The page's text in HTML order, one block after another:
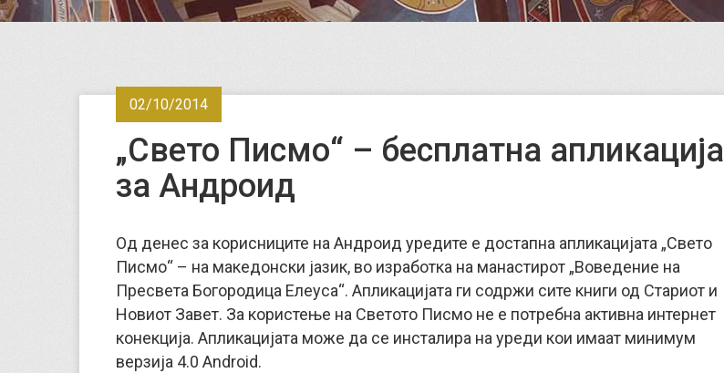
02/10/2014
„Свето Писмо“ – бесплатна апликација
за Андроид
Од денес за корисниците на Андроид уредите е достапна апликацијата „Свето
Писмо“ – на македонски јазик, во изработка на манастирот „Воведение на
Пресвета Богородица Елеуса“. Апликацијата ги содржи сите книги од Стариот и
Новиот Завет. За користење на Светото Писмо не е потребна активна интернет
конекција. Апликацијата може да се инсталира на уреди кои имаат минимум
верзија 4.0 Android.